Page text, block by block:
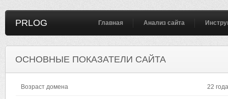
PRLOG Главная Анализ сайта
ОСНОВНЫЕ ПОКАЗАТЕЛИ САЙТА
Возраст домена 22 года